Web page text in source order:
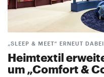
„SLEEP & MEET“ ERNEUT DABEI
Heimtextil
um „Comfort &